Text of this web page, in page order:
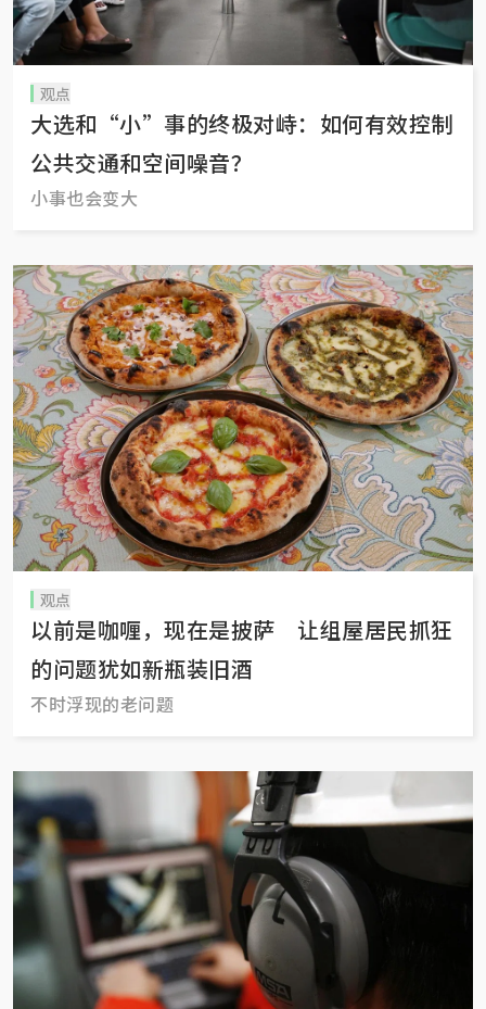
观点
大选和“小”事的终极对峙：如何有效控制
公共交通和空间噪音？
小事也会变大
观点
以前是咖喱，现在是披萨 让组屋居民抓狂
的问题犹如新瓶装旧酒
不时浮现的老问题